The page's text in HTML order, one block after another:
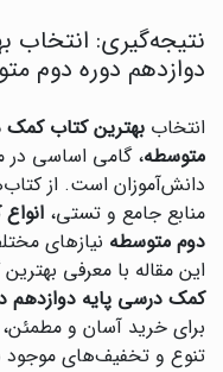
نتیجه‌گیری: انتخاب
دوازدهم دوره دوم
انتخاب بهترین کتاب کمک
متوسطه، گامی اساسی در
دانش‌آموزان است. از
منابع جامع و تستی،
دوم متوسطه نیازهای
این مقاله با معرفی
کمک درسی پایه دوازدهم
برای خرید آسان و مطمئن،
تنوع و تخفیف‌های موجود